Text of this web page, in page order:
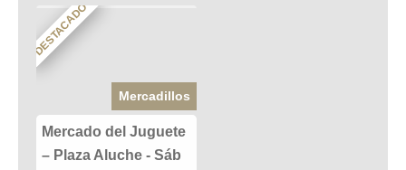
DESTACADO
Mercadillos
Mercado del Juguete
– Plaza Aluche - Sáb